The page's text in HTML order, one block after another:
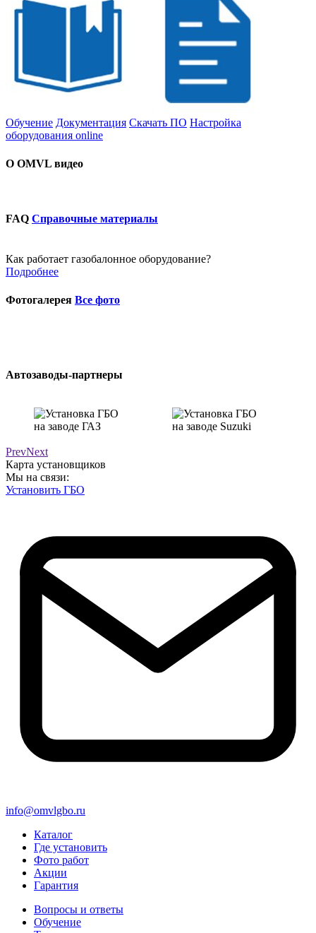
Обучение Документация Скачать ПО Настройка
оборудования online
О OMVL видео
FAQ Справочные материалы
Как работает газобалонное оборудование?
Подробнее
Фотогалерея Все фото
Автозаводы-партнеры
PrevNext
Карта установщиков
Мы на связи:
Установить ГБО
info@omvlgbo.ru
Каталог
Где установить
Фото работ
Акции
Гарантия
Вопросы и ответы
Обучение